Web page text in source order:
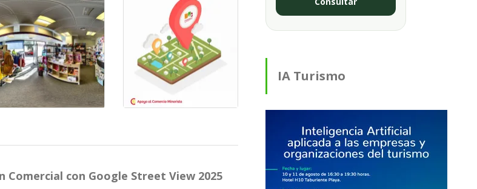
Comercial con Google Street View 2025
IA Turismo